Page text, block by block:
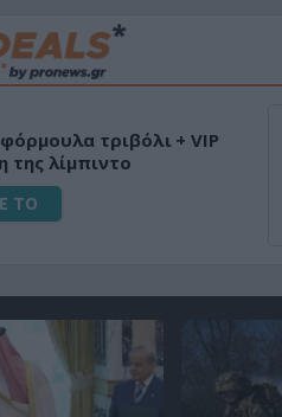
τριβόλι + VIP
της λίμπιντο
ΤΟ